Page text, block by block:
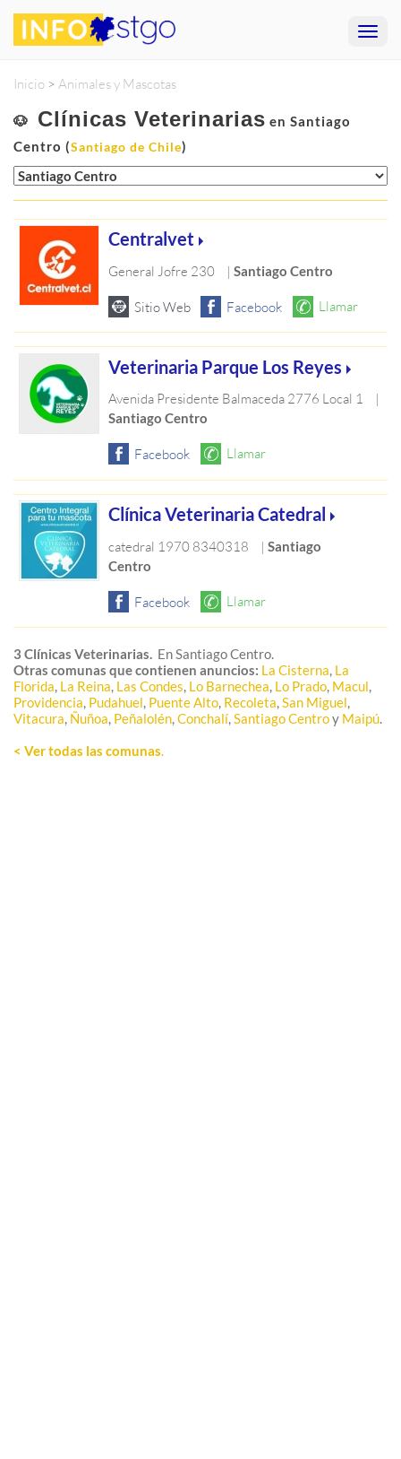
Inicio > Animales y Mascotas
🐶 Clínicas Veterinarias en Santiago
Centro (Santiago de Chile)
Centralvet
General Jofre 230 |Santiago Centro
Veterinaria Parque Los Reyes
Avenida Presidente Balmaceda 2776 Local 1 |
Santiago Centro
Clínica Veterinaria Catedral
catedral 1970 8340318 |Santiago
Centro
3 Clínicas Veterinarias. En Santiago Centro.
Otras comunas que contienen anuncios: La Cisterna, La
Florida, La Reina, Las Condes, Lo Barnechea, Lo Prado, Macul,
Providencia, Pudahuel, Puente Alto, Recoleta,San Miguel,
Vitacura, Ñuñoa, Peñalolén,Conchalí,Santiago Centroy Maipú.
< Ver todas las comunas.